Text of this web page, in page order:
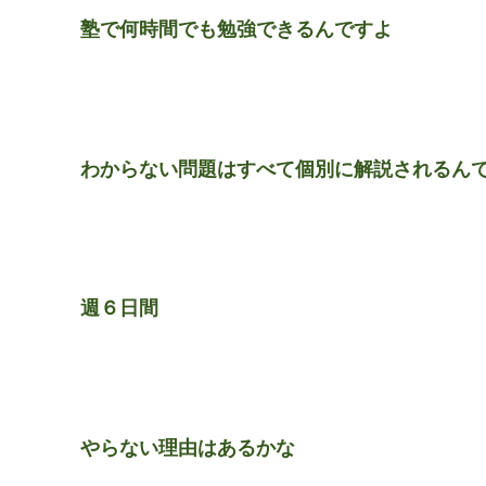
塾で何時間でも勉強できるんですよ
わからない問題はすべて個別に解説されるん
週６日間
やらない理由はあるかな